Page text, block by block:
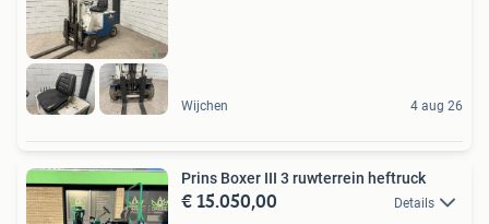
Wijchen 4 aug 26
Prins Boxer III 3 ruwterrein heftruck
€ 15.050,00 Details